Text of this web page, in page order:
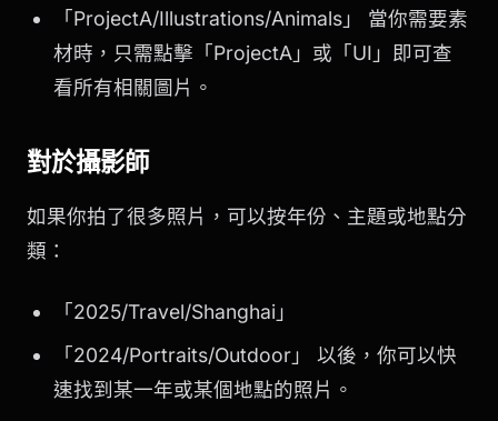
「ProjectA/Illustrations/Animals」 當你需要素
材時，只需點擊「ProjectA」或「UI」即可查
看所有相關圖片。
對於攝影師
如果你拍了很多照片，可以按年份、主題或地點分
類：
「2025/Travel/Shanghai」
「2024/Portraits/Outdoor」 以後，你可以快
速找到某一年或某個地點的照片。